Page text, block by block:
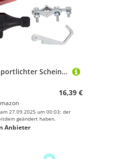
SELVFZ Radsportlichter Scheinwerfer Retro Fahrrad Lampe Mit Halterung Fahrrad Vintage Modifikation Teile Langlebige Rückleuchten Wieder Auflösbar
16,39 €
27.09.2025 um 00:03; der
geändert haben.
Anbieter